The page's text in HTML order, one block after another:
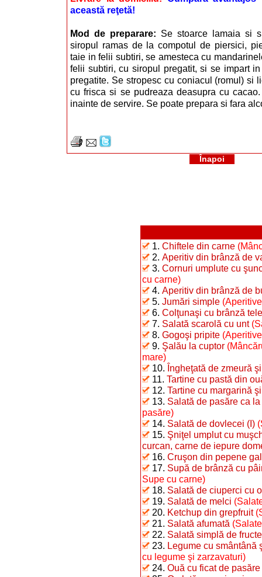
această reţetă!
Mod de preparare: Se stoarce lamaia si
siropul ramas de la compotul de piersici,
taie in felii subtiri, se amesteca cu
felii subtiri, cu siropul pregatit, si se impart
pregatite. Se stropesc cu coniacul (romul) si
cu frisca si se pudreaza deasupra cu
inainte de servire. Se poate prepara si fara
Înapoi
1. Chiftele din carne
2. Aperitiv din brânză de
3. Cornuri umplute cu
cu carne)
4. Aperitiv din brânză de
5. Jumări simple
6. Colţunaşi cu brânză
7. Salată scarolă cu unt
8. Gogoşi pripite
9. Şalău la cuptor
mare)
10. Îngheţată de zmeură
11. Tartine cu pastă din
12. Tartine cu margarină
13. Salată de pasăre ca
pasăre)
14. Salată de dovlecei (I)
15. Şniţel umplut cu
curcan, carne de iepure
16. Cruşon din pepene
17. Supă de brânză cu
Supe cu carne)
18. Salată de ciuperci cu
19. Salată de melci
20. Ketchup din grepfruit
21. Salată afumată
22. Salată simplă de fructe
23. Legume cu smântână
cu legume şi zarzavaturi)
24. Ouă cu ficat de pasăre